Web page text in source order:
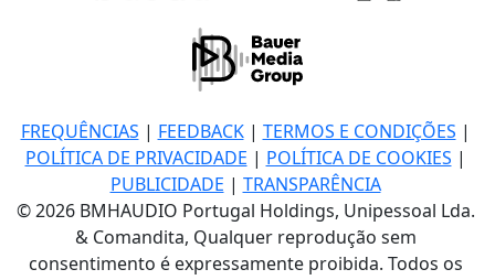
FREQUÊNCIAS | FEEDBACK| TERMOS E CONDIÇÕES |
POLÍTICA DE PRIVACIDADE | POLÍTICA DE COOKIES |
PUBLICIDADE | TRANSPARÊNCIA
© 2026 BMHAUDIO Portugal Holdings, Unipessoal Lda.
& Comandita, Qualquer reprodução sem
consentimento é expressamente proibida. Todos os